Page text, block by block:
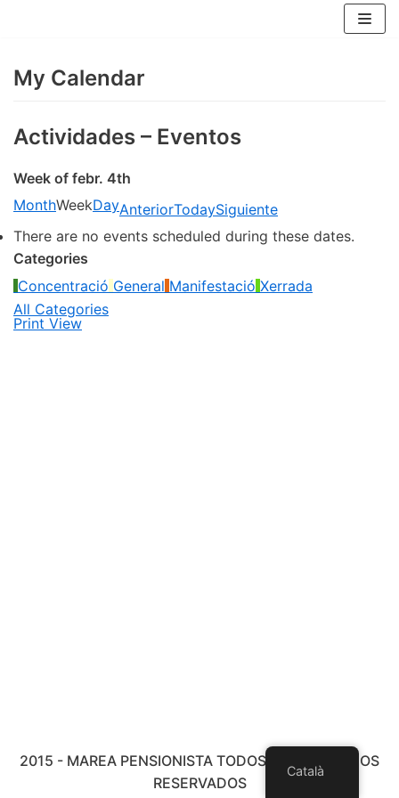
content
My Calendar
Actividades – Eventos
Week of febr. 4th
MonthWeekDayAnteriorTodaySiguiente
There are no events scheduled during these dates.
Categories
Concentració General Manifestació Xerrada
All Categories
Print View
2015 - MAREA PENSIONISTA TODOS LOS DERECHOS
RESERVADOS
Català